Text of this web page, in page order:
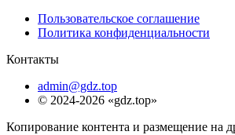
Пользовательское соглашение
Политика конфиденциальности
Контакты
admin@gdz.top
© 2024-2026 «gdz.top»
Копирование контента и размещение на